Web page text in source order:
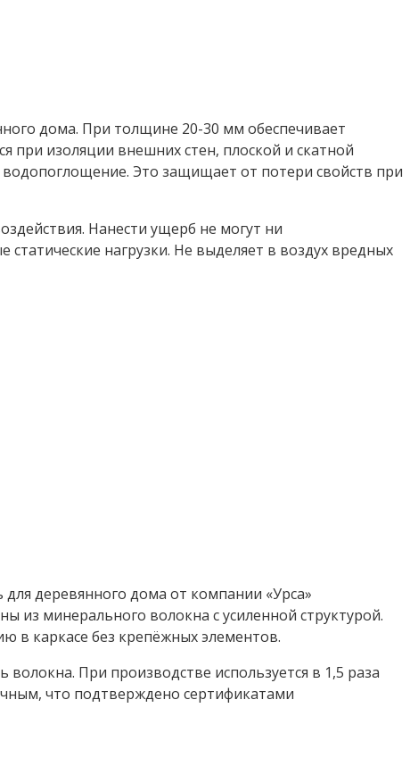
дома. При толщине 20-30 мм обеспечивает
при изоляции внешних стен, плоской и скатной
Это защищает от потери свойств при
Нанести ущерб не могут ни
нагрузки. Не выделяет в воздух вредных
деревянного дома от компании «Урса»
из минерального волокна с усиленной структурой.
в каркасе без крепёжных элементов.
При производстве используется в 1,5 раза
что подтверждено сертификатами